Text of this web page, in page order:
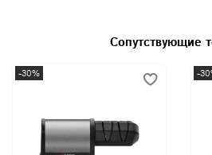
Сопутствующие
-30% -